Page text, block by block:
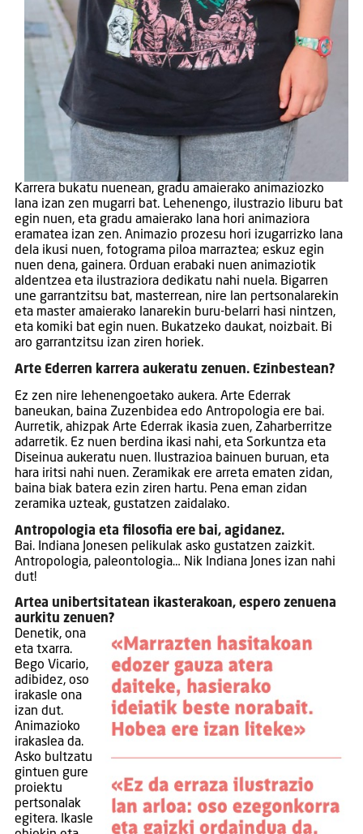
Karrera bukatu nuenean, gradu amaierako animaziozko
lana izan zen mugarri bat. Lehenengo, ilustrazio liburu bat
egin nuen, eta gradu amaierako lana hori animaziora
eramatea izan zen. Animazio prozesu hori izugarrizko lana
dela ikusi nuen, fotograma piloa marraztea; eskuz egin
nuen dena, gainera. Orduan erabaki nuen animaziotik
aldentzea eta ilustraziora dedikatu nahi nuela. Bigarren
une garrantzitsu bat, masterrean, nire lan pertsonalarekin
eta master amaierako lanarekin buru-belarri hasi nintzen,
eta komiki bat egin nuen. Bukatzeko daukat, noizbait. Bi
aro garrantzitsu izan ziren horiek.
Arte Ederren karrera aukeratu zenuen. Ezinbestean?
Ez zen nire lehenengoetako aukera. Arte Ederrak
baneukan, baina Zuzenbidea edo Antropologia ere bai.
Aurretik, ahizpak Arte Ederrak ikasia zuen, Zaharberritze
adarretik. Ez nuen berdina ikasi nahi, eta Sorkuntza eta
Diseinua aukeratu nuen. Ilustrazioa bainuen buruan, eta
hara iritsi nahi nuen. Zeramikak ere arreta ematen zidan,
baina biak batera ezin ziren hartu. Pena eman zidan
zeramika uzteak, gustatzen zaidalako.
Antropologia eta filosofia ere bai, agidanez.
Bai. Indiana Jonesen pelikulak asko gustatzen zaizkit.
Antropologia, paleontologia… Nik Indiana Jones izan nahi
dut!
Artea unibertsitatean ikasterakoan, espero zenuena
aurkitu zenuen?
Denetik, ona
eta txarra.
Bego Vicario,
adibidez, oso
irakasle ona
izan dut.
Animazioko
irakaslea da.
Asko bultzatu
gintuen gure
proiektu
pertsonalak
egitera. Ikasle